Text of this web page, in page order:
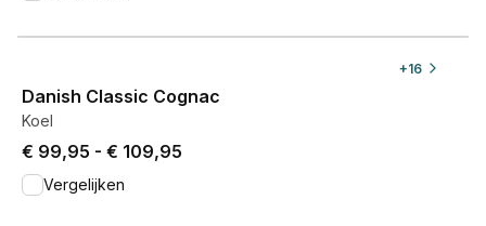
+16
Danish Classic Cognac
Koel
Price from € 99,95 to € 109,95.
€ 99,95 - € 109,95
Vergelijken